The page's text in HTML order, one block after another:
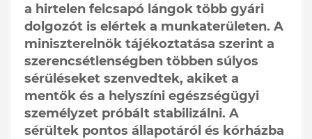
a hirtelen felcsapó lángok több gyári
dolgozót is elértek a munkaterületen. A
miniszterelnök tájékoztatása szerint a
szerencsétlenségben többen súlyos
sérüléseket szenvedtek, akiket a
mentők és a helyszíni egészségügyi
személyzet próbált stabilizálni. A
sérültek pontos állapotáról és kórházba